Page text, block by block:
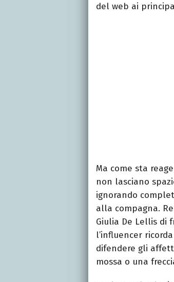
del web ai
Ma come sta
non lasciano
ignorando
alla compagna.
Giulia De Lellis di
l’influencer
difendere gli
mossa o una